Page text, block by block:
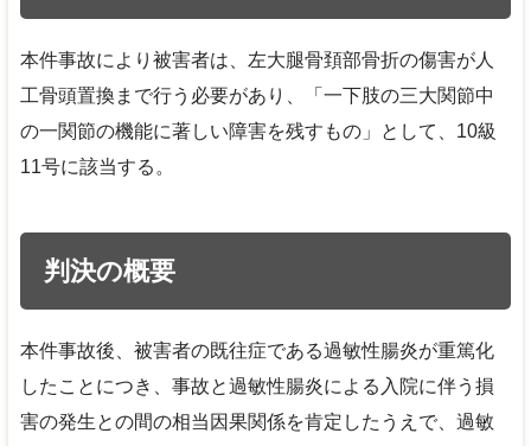
本件事故により被害者は、左大腿骨頚部骨折の傷害が人
工骨頭置換まで行う必要があり、「一下肢の三大関節中
の一関節の機能に著しい障害を残すもの」として、10級
11号に該当する。
判決の概要
本件事故後、被害者の既往症である過敏性腸炎が重篤化
したことにつき、事故と過敏性腸炎による入院に伴う損
害の発生との間の相当因果関係を肯定したうえで、過敏